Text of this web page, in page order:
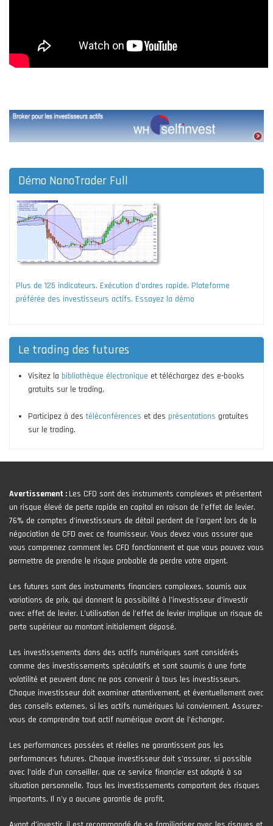
Démo NanoTrader Full
Plus de 125 indicateurs. Exécution d'ordres rapide. Plateforme
préférée des investisseurs actifs. Essayez la démo
Le trading des futures
Visitez la bibliothèque électronique et téléchargez des e-books
gratuits sur le trading.
Participez à destéléconférences et des présentations gratuites
sur le trading.
Avertissement : Les CFD sont des instruments complexes et présentent
un risque élevé de perte rapide en capital en raison de l'effet de levier.
76% de comptes d'investisseurs de détail perdent de l'argent lors de la
négociation de CFD avec ce fournisseur. Vous devez vous assurer que
vous comprenez comment les CFD fonctionnent et que vous pouvez vous
permettre de prendre le risque probable de perdre votre argent.
Les futures sont des instruments financiers complexes, soumis aux
variations de prix, qui donnent la possibilité à l’investisseur d’investir
avec effet de levier. L’utilisation de l’effet de levier implique un risque de
perte supérieur au montant initialement déposé.
Les investissements dans des actifs numériques sont considérés
comme des investissements spéculatifs et sont soumis à une forte
volatilité et peuvent donc ne pas convenir à tous les investisseurs.
Chaque investisseur doit examiner attentivement, et éventuellement avec
des conseils externes, si les actifs numériques lui conviennent. Assurez-
vous de comprendre tout actif numérique avant de l'échanger.
Les performances passées et réelles ne garantissent pas les
performances futures. Chaque investisseur doit s'assurer, si possible
avec l'aide d'un conseiller, que ce service financier est adapté à sa
situation personnelle. Tous les investissements comportent des risques
importants. Il n'y a aucune garantie de profit.